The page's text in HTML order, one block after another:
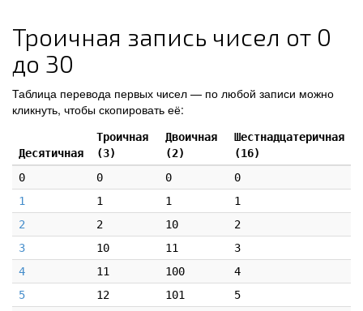
Троичная запись чисел от 0
до 30
Таблица перевода первых чисел — по любой записи можно
кликнуть, чтобы скопировать её:
Десятичная
Троичная
(3)
Двоичная
(2)
Шестнадцатеричная
(16)
0
0 0
0
1
1 1
1
2
2 10
2
3
10 11
3
4
11 100
4
5
12 101
5